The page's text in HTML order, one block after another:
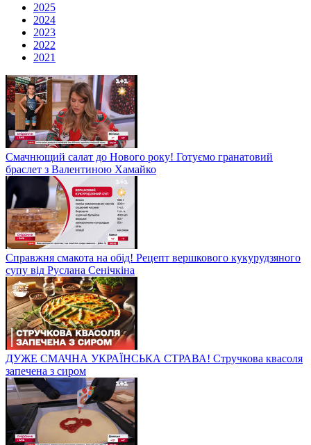
2025
2024
2023
2022
2021
Смачнющий салат до Нового року! Готуємо гранатовий
браслет з Валентиною Хамайко
Справжня смакота на обід! Рецепт вершкового кукурудзяного
супу від Руслана Сенічкіна
ДУЖЕ СМАЧНА УКРАЇНСЬКА СТРАВА! Стручкова квасоля
запечена з сиром